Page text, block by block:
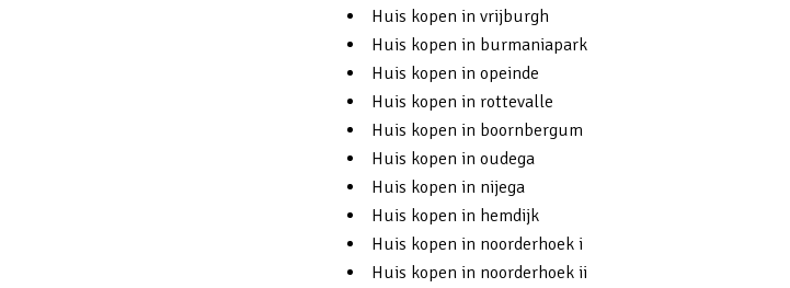
Huis kopen in vrijburgh
Huis kopen in burmaniapark
Huis kopen in opeinde
Huis kopen in rottevalle
Huis kopen in boornbergum
Huis kopen in oudega
Huis kopen in nijega
Huis kopen in hemdijk
Huis kopen in noorderhoek i
Huis kopen in noorderhoek ii